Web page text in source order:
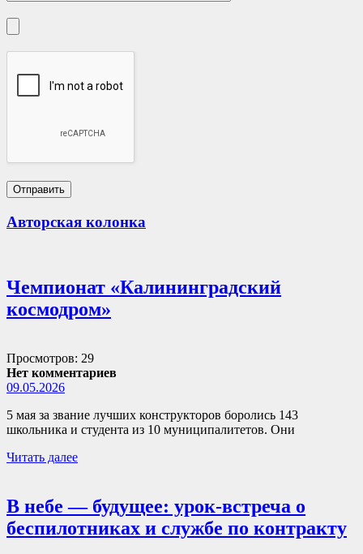
Авторская колонка
Чемпионат «Калининградский
космодром»
Просмотров: 29
Нет комментариев
09.05.2026
5 мая за звание лучших конструкторов боролись 143
школьника и студента из 10 муниципалитетов. Они
Читать далее
В небе — будущее: урок-встреча о
беспилотниках и службе по контракту